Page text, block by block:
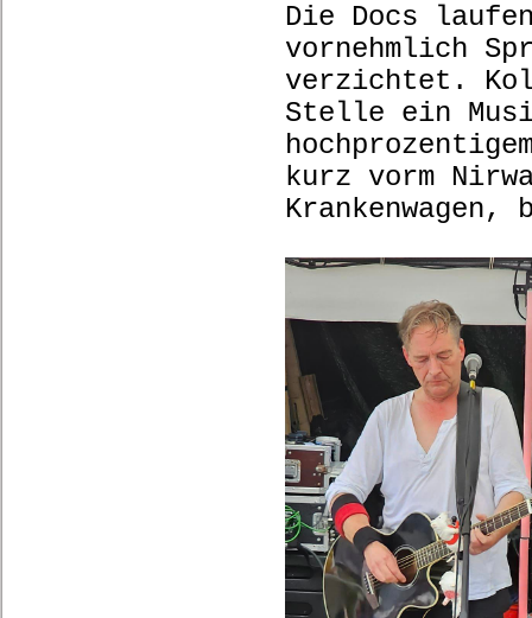
Die Docs
vornehmlich
verzichtet.
Stelle ein
kurz vorm
Krankenwagen,